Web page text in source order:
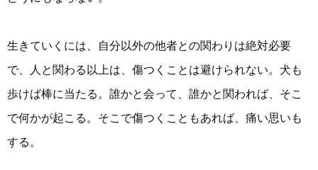
生きていくには、自分以外の他者との関わりは絶対必要
で、人と関わる以上は、傷つくことは避けられない。犬も
歩けば棒に当たる。誰かと会って、誰かと関われば、そこ
で何かが起こる。そこで傷つくこともあれば、痛い思いも
する。